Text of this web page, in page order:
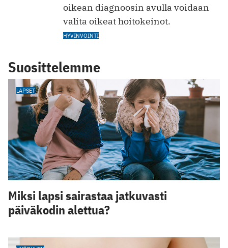
oikean diagnoosin avulla voidaan
valita oikeat hoitokeinot.
HYVINVOINTI
Suosittelemme
LAPSET
Miksi lapsi sairastaa jatkuvasti
päiväkodin alettua?